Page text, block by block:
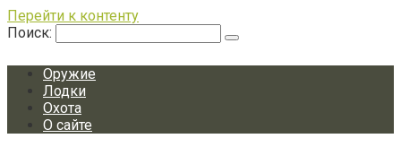
Перейти к контенту
Поиск:
Оружие
Лодки
Охота
О сайте